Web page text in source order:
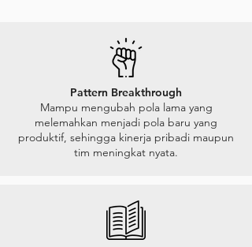
Pattern Breakthrough
Mampu mengubah pola lama yang
melemahkan menjadi pola baru yang
produktif, sehingga kinerja pribadi maupun
tim meningkat nyata.